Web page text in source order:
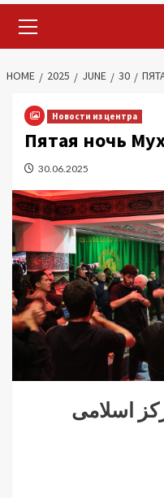
Menu
HOME 2025 JUNE 30
Новости из центра
Пятая ночь
30.06.2025
اسلامی